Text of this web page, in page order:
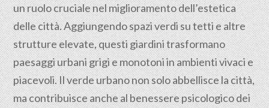
un ruolo cruciale nel miglioramento dell’estetica
delle città. Aggiungendo spazi verdi su tetti e altre
strutture elevate, questi giardini trasformano
paesaggi urbani grigi e monotoni in ambienti vivaci e
piacevoli. Il verde urbano non solo abbellisce la città,
ma contribuisce anche al benessere psicologico dei